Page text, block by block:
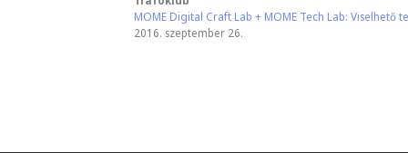
MOME Digital Craft Lab + MOME Tech Lab: Viselhető
2016. szeptember 26.